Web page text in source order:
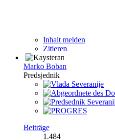
Inhalt melden
Zitieren
Marko Boban
Predsjednik
Beiträge
1.484